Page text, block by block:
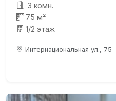
3 комн.
75 м²
1/2 этаж
Интернациональная ул., 75